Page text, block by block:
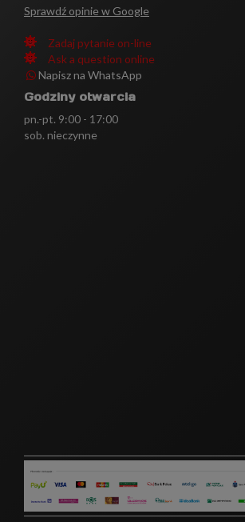
Sprawdź opinie w Google
Zadaj pytanie on-line
Ask a question online
Napisz na WhatsApp
Godziny otwarcia
pn.-pt. 9:00 - 17:00
sob. nieczynne